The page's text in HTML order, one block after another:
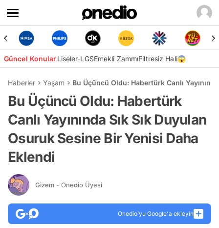
Güncel KonularLiseler-LGSEmekli ZammıFiltresiz Hali😱
Haberler Yaşam Bu Üçüncü Oldu: Habertürk Canlı
Bu Üçüncü Oldu: Habertürk
Canlı Yayınında Sık Sık Duyulan
Osuruk Sesine Bir Yenisi Daha
Eklendi
Gizem - Onedio Üyesi
Onedio’yu Google'a ekleyin